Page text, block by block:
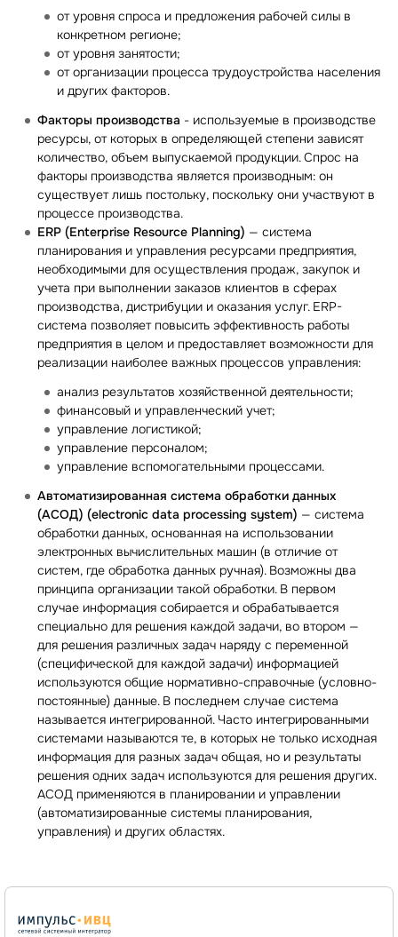
от уровня спроса и предложения рабочей силы в
конкретном регионе;
от уровня занятости;
от организации процесса трудоустройства населения
и других факторов.
Факторы производства - используемые в производстве
ресурсы, от которых в определяющей степени зависят
количество, объем выпускаемой продукции. Спрос на
факторы производства является производным: он
существует лишь постольку, поскольку они участвуют в
процессе производства.
ERP (Enterprise Resource Planning) — система
планирования и управления ресурсами предприятия,
необходимыми для осуществления продаж, закупок и
учета при выполнении заказов клиентов в сферах
производства, дистрибуции и оказания услуг. ERP-
система позволяет повысить эффективность работы
предприятия в целом и предоставляет возможности для
реализации наиболее важных процессов управления:
анализ результатов хозяйственной деятельности;
финансовый и управленческий учет;
управление логистикой;
управление персоналом;
управление вспомогательными процессами.
Автоматизированная система обработки данных
(АСОД) (electronic data processing system) — система
обработки данных, основанная на использовании
электронных вычислительных машин (в отличие от
систем, где обработка данных ручная). Возможны два
принципа организации такой обработки. В первом
случае информация собирается и обрабатывается
специально для решения каждой задачи, во втором —
для решения различных задач наряду с переменной
(специфической для каждой задачи) информацией
используются общие нормативно-справочные (условно-
постоянные) данные. В последнем случае система
называется интегрированной. Часто интегрированными
системами называются те, в которых не только исходная
информация для разных задач общая, но и результаты
решения одних задач используются для решения других.
АСОД применяются в планировании и управлении
(автоматизированные системы планирования,
управления) и других областях.